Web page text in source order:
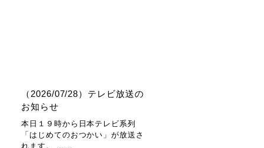
（2026/07/28）テレビ放送の
お知らせ
本日１９時から日本テレビ系列
「はじめてのおつかい」が放送さ
れます。 ……